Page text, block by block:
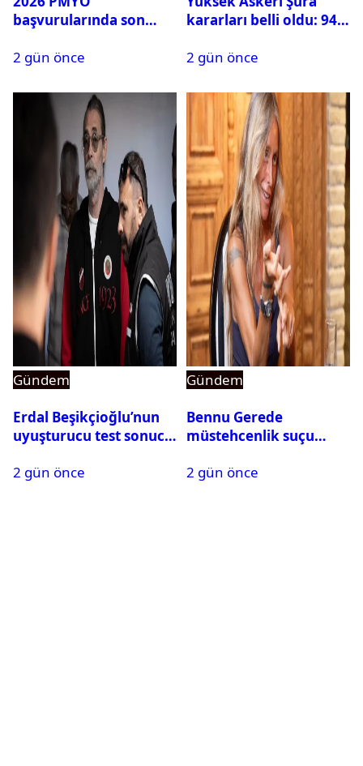
başvurularında son
2 gün önce
kararları belli oldu: 94
2 gün önce
Gündem
Erdal Beşikçioğlu’nun
uyuşturucu test sonucu
2 gün önce
Gündem
Bennu Gerede
müstehcenlik suçu
alındı
2 gün önce